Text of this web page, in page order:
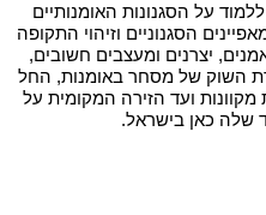
על הסגנונות האומנותיים
הסגנוניים וזיהוי התקופה
יצרנים ומעצבים חשובים,
השוק של מסחר באומנות, החל
ועד הזירה המקומית על
שלה כאן בישראל.